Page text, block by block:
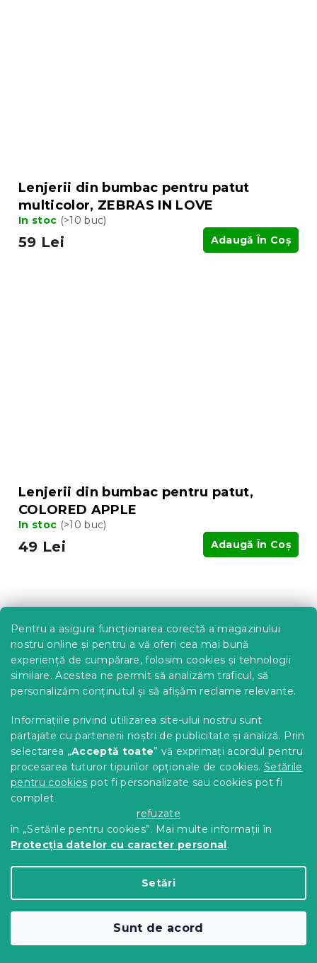
Pentru a asigura funcționarea corectă a magazinului
nostru online și pentru a vă oferi cea mai bună
experiență de cumpărare, folosim cookies și tehnologii
similare. Acestea ne permit să analizăm traficul, să
personalizăm conținutul și să afișăm reclame relevante.
Informațiile privind utilizarea site-ului nostru sunt
partajate cu partenerii noștri de publicitate și analiză. Prin
selectarea „Acceptă toate” vă exprimați acordul pentru
procesarea tuturor tipurilor opționale de cookies. Setările
pentru cookies pot fi personalizate sau cookies pot fi
complet
refuzate
în „Setările pentru cookies”. Mai multe informații în
Protecția datelor cu caracter personal.
Setări
Sunt de acord
Lenjerii din bumbac pentru patut
multicolor, ZEBRAS IN LOVE
In stoc (>10 buc)
59 Lei Adaugă În Coş
Lenjerii din bumbac pentru patut,
COLORED APPLE
In stoc (>10 buc)
49 Lei Adaugă În Coş
Lenjerii din bumbac pentru patut,
LUCKY BUNNY multicolor
In stoc(>10 buc)
49 Lei Adaugă În Coş
C
o
n
t
r
articole în total